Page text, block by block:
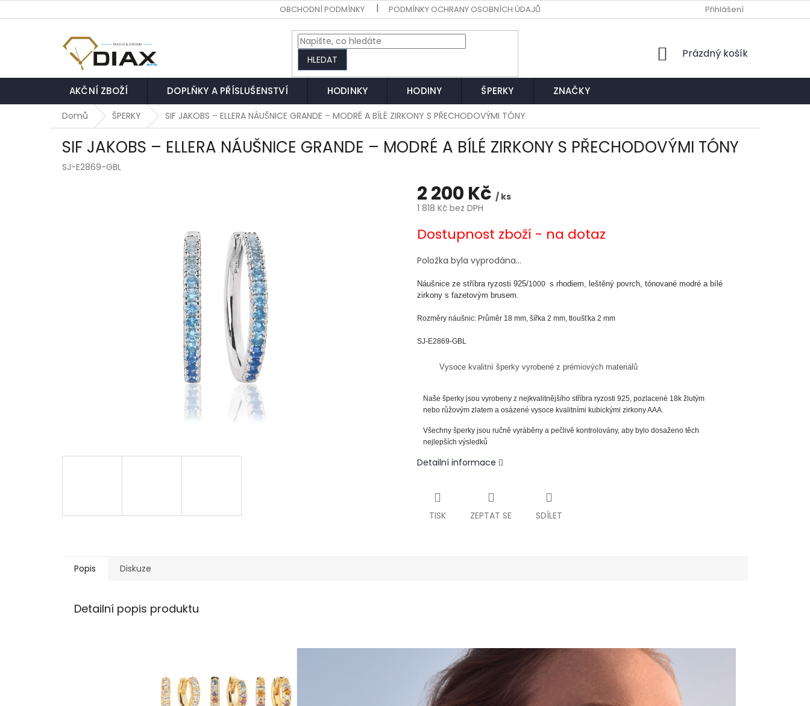
na
OBCHODNÍ PODMÍNKY PODMÍNKY OCHRANY OSOBNÍCH ÚDAJŮ EXPEDIČNÍ A KONTAKTNÍ MÍSTO
Přihlášení
HLEDAT
NÁKUPNÍ
Prázdný košík
AKČNÍ ZBOŽÍ DOPLŇKY A PŘÍSLUŠENSTVÍ HODINKY HODINY ŠPERKY ZNAČKY
Domů ŠPERKY SIF JAKOBS – ELLERA NÁUŠNICE GRANDE – MODRÉ A BÍLÉ ZIRKONY S PŘECHODOVÝMI TÓNY
SIF JAKOBS – ELLERA NÁUŠNICE GRANDE – MODRÉ A BÍLÉ ZIRKONY S PŘECHODOVÝMI TÓNY
SJ-E2869-GBL
2 200 Kč / ks
1 818 Kč bez DPH
cena:
Dostupnost zboží - na dotaz
Položka byla vyprodána…
Náušnice ze stříbra ryzosti 925/1000 s rhodiem, leštěný povrch, tónované modré a bílé
zirkony s fazetovým brusem.
Rozměry náušnic: Průměr 18 mm, šířka 2 mm, tloušťka 2 mm
SJ-E2869-GBL
Vysoce kvalitní šperky vyrobené z prémiových materiálů
Naše šperky jsou vyrobeny z nejkvalitnějšího stříbra ryzosti 925, pozlacené 18k žlutým
nebo růžovým zlatem a osázené vysoce kvalitními kubickými zirkony AAA.
Všechny šperky jsou ručně vyráběny a pečlivě kontrolovány, aby bylo dosaženo těch
nejlepších výsledků
Detailní informace
TISK ZEPTAT SE SDÍLET
Popis Diskuze
Detailní popis produktu